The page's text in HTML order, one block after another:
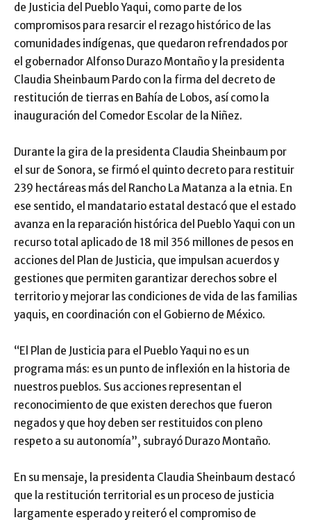
de Justicia del Pueblo Yaqui, como parte de los
compromisos para resarcir el rezago histórico de las
comunidades indígenas, que quedaron refrendados por
el gobernador Alfonso Durazo Montaño y la presidenta
Claudia Sheinbaum Pardo con la firma del decreto de
restitución de tierras en Bahía de Lobos, así como la
inauguración del Comedor Escolar de la Niñez.
Durante la gira de la presidenta Claudia Sheinbaum por
el sur de Sonora, se firmó el quinto decreto para restituir
239 hectáreas más del Rancho La Matanza a la etnia. En
ese sentido, el mandatario estatal destacó que el estado
avanza en la reparación histórica del Pueblo Yaqui con un
recurso total aplicado de 18 mil 356 millones de pesos en
acciones del Plan de Justicia, que impulsan acuerdos y
gestiones que permiten garantizar derechos sobre el
territorio y mejorar las condiciones de vida de las familias
yaquis, en coordinación con el Gobierno de México.
“El Plan de Justicia para el Pueblo Yaqui no es un
programa más: es un punto de inflexión en la historia de
nuestros pueblos. Sus acciones representan el
reconocimiento de que existen derechos que fueron
negados y que hoy deben ser restituidos con pleno
respeto a su autonomía”, subrayó Durazo Montaño.
En su mensaje, la presidenta Claudia Sheinbaum destacó
que la restitución territorial es un proceso de justicia
largamente esperado y reiteró el compromiso de